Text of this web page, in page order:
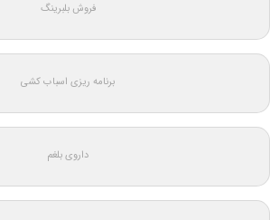
فروش بلبرینگ
برنامه ریزی اسباب کشی
داروی بلغم